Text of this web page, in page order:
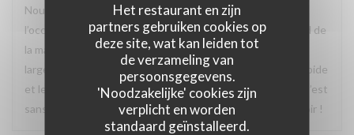
Het restaurant en zijn
partners gebruiken cookies op
deze site, wat kan leiden tot
de verzameling van
persoonsgegevens.
'Noodzakelijke' cookies zijn
verplicht en worden
standaard geïnstalleerd.
Nous avons passé un agréable moment en famille. Ce fut
l’occasion, pour certains d’entre nous, de découvrir le Nord de
la manière la plus authentique qui soit. Le repas était
largement à la hauteur de nos attentes, le service était rapide
et le personnel particulièrement agréable et accueillant. C’est
sans hésiter que nous reviendrons. Au plaisir de vous revoir !